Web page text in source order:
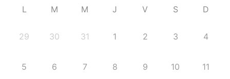
L M M J V S D
29 30 31 1 2 3 4
5 6 7 8 9 10 11